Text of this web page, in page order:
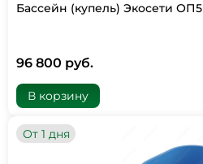
Бассейн (купель) Экосети ОП5Г
96 800 руб.
В корзину
От 1 дня